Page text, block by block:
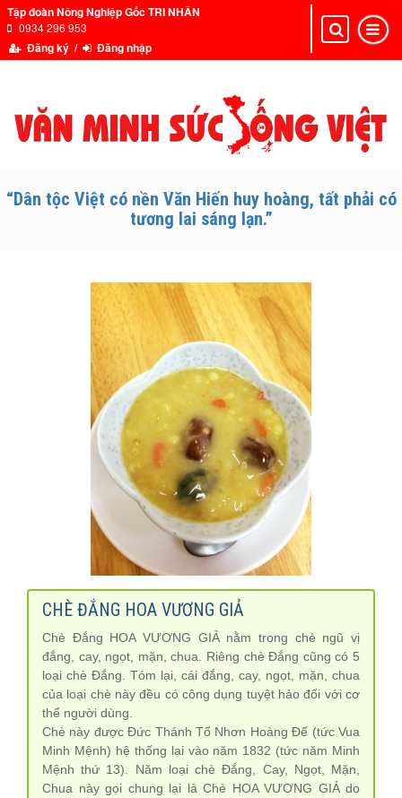
Tập đoàn Nông Nghiệp Gốc TRI NHÂN
0934 296 953
Đăng ký / Đăng nhập
Toggle
Toggle
navigation
“Dân tộc Việt có nền Văn Hiến huy hoàng, tất phải có
tương lai sáng lạn.”
CHÈ ĐẮNG HOA VƯƠNG GIẢ
Chè Đắng HOA VƯƠNG GIẢ nằm trong chè ngũ vị
đắng, cay, ngọt, mặn, chua. Riêng chè Đắng cũng có 5
loại chè Đắng. Tóm lại, cái đắng, cay, ngọt, mặn, chua
của loại chè này đều có công dụng tuyệt hảo đối với cơ
thể người dùng.
Chè này được Đức Thánh Tổ Nhơn Hoàng Đế (tức Vua
Minh Mệnh) hệ thống lại vào năm 1832 (tức năm Minh
Mệnh thứ 13). Năm loại chè Đắng, Cay, Ngọt, Mặn,
Chua này gọi chung lại là Chè HOA VƯƠNG GIẢ do